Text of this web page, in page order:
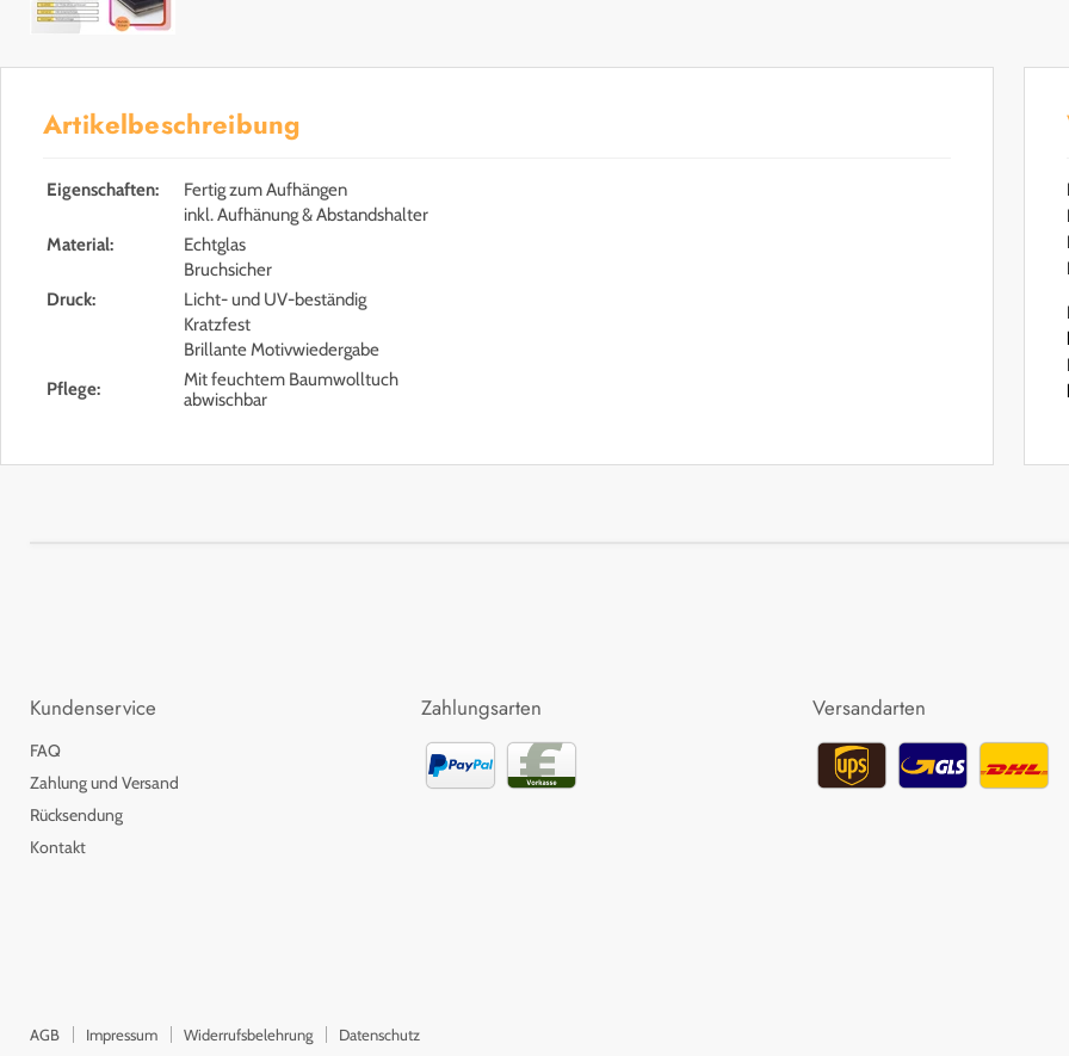
Artikelbeschreibung
Eigenschaften:
Fertig zum Aufhängen
inkl. Aufhänung & Abstandshalter
Material:
Echtglas
Bruchsicher
Druck:
Licht- und UV-beständig
Kratzfest
Brillante Motivwiedergabe
Pflege:
Mit feuchtem Baumwolltuch
abwischbar
Kundenservice
FAQ
Zahlung und Versand
Rücksendung
Kontakt
Zahlungsarten Versandarten
AGB Impressum Widerrufsbelehrung Datenschutz